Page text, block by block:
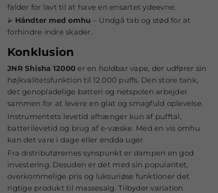
falder for lavt til at have en ensartet ydeevne.
⮚ Håndter med omhu – Undgå tab og stød for at
forhindre indre skader.
Konklusion
JNR Shisha 12000 er en holdbar vape, der udfører sin
højkvalitetsfunktion til 12.000 puffs. Den store tank,
det genopladelige batteri og netspolen arbejder
sammen for at levere en glat og smagfuld oplevelse.
Instrumentets levetid afhænger kun af pufftal,
batterilevetid og brug af e-væske. Med en vis omhu
kan det vare i dage eller endda uger.
Fra distributørernes synspunkt er dampen en god
investering. Desuden er det med sin popularitet,
overkommelige pris og luksuriøse funktioner det
rigtige produkt til massesalg. Tilbyder variation